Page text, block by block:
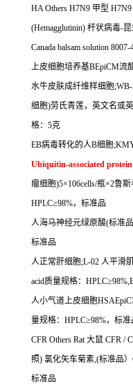
HA Others H7N9 甲型 H7N9
(Hemagglutinin) 杆状病毒-
Canada balsam solution
上皮细胞培养基BEpiCM流
水牛皮肤成纤维样细胞
细胞)劳氏青莲，英文名或英
格： 5克
EB病毒转化的人B细胞
Ubiquitin-associated
瘤细胞)5×106cells/瓶×2鲁斯
HPLC≥98%，标准品
人海马神经元绿原酸(标准品
标准品
人正常肝细胞;L-02 人平滑
acid质量规格： HPLC≥
人小气道上皮细胞HSAEpiC
量规格： HPLC≥98%，标准
CFR Others Rat大鼠 CFR /
照) 氯化矢车菊素,(标准品）
标准品